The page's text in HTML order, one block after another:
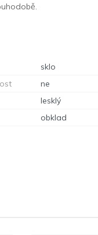
sklo
ne
lesklý
obklad